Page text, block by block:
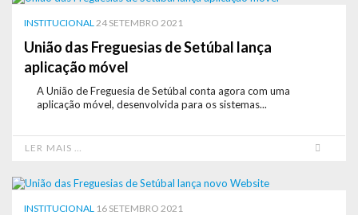
União das Freguesias de Setúbal lança
aplicação móvel
INSTITUCIONAL24 SETEMBRO 2021
A União de Freguesia de Setúbal conta agora com uma
aplicação móvel, desenvolvida para os sistemas...
LER MAIS …
INSTITUCIONAL 16 SETEMBRO 2021